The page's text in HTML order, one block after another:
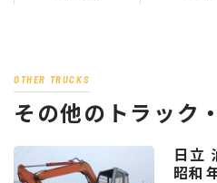
OTHER TRUCKS
その他のトラック
日立
昭和